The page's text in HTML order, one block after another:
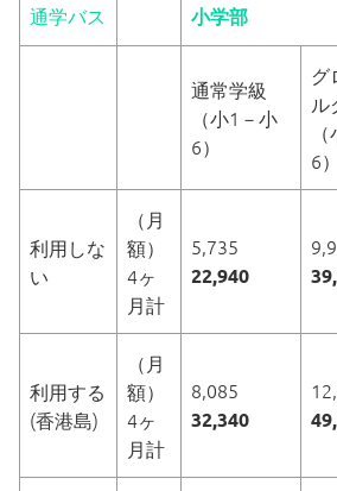
よくある質問
通学バス
通学バス 小学部
通常学級
（小1－小
6）
グ
ル
6）
利用しな
い
（月
額）
4ヶ
月計
5,735
22,940
利用する
(香港島)
（月
額）
4ヶ
月計
8,085
32,340